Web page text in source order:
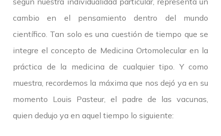
cambio en el pensamiento dentro del mundo
científico. Tan solo es una cuestión de tiempo que se
integre el concepto de Medicina Ortomolecular en la
práctica de la medicina de cualquier tipo. Y como
muestra, recordemos la máxima que nos dejó ya en su
momento Louis Pasteur, el padre de las vacunas,
quien dedujo ya en aquel tiempo lo siguiente: